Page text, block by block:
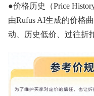
●价格历史（Price
由Rufus AI生成的价格
动、历史低价、过往折